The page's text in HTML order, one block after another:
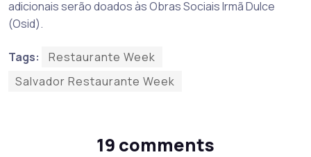
adicionais serão doados às Obras Sociais Irmã Dulce
(Osid).
Tags:
Restaurante Week
Salvador Restaurante Week
19 comments